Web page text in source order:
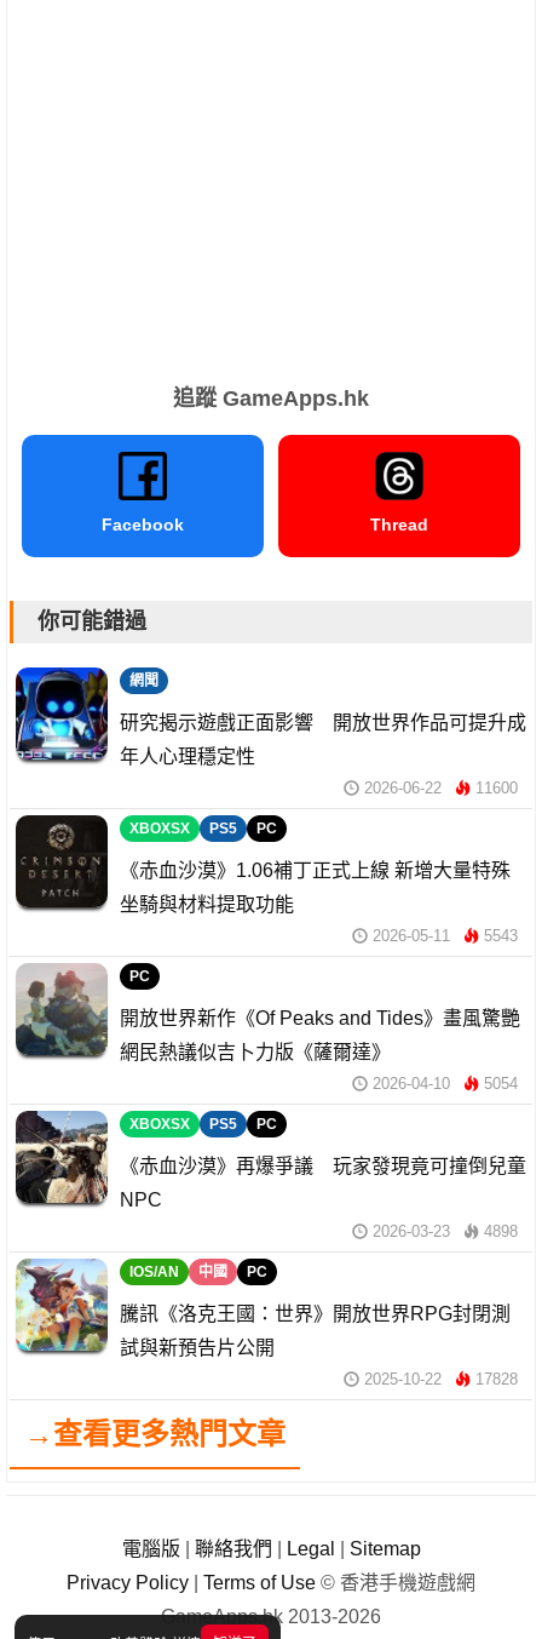
追蹤 GameApps.hk
Facebook Thread
你可能錯過
網聞
研究揭示遊戲正面影響 開放世界作品可提升成
年人心理穩定性
2026-06-22 11600
XBOXSX PS5 PC
《赤血沙漠》1.06補丁正式上線 新增大量特殊
坐騎與材料提取功能
2026-05-11 5543
PC
開放世界新作《Of Peaks and Tides》畫風驚艷
網民熱議似吉卜力版《薩爾達》
2026-04-10 5054
XBOXSX PS5 PC
《赤血沙漠》再爆爭議 玩家發現竟可撞倒兒童
NPC
2026-03-23 4898
IOS/AN 中國 PC
騰訊《洛克王國：世界》開放世界RPG封閉測
試與新預告片公開
2025-10-22 17828
→查看更多熱門文章
電腦版 聯絡我們 Legal
Sitemap
Privacy Policy
Terms of Use © 香港手機遊戲網
GameApps.hk 2013-2026